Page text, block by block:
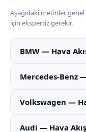
Aşağıdaki metinler
için ekspertiz gerekir.
BMW — Hava
Mercedes-Benz
Volkswagen —
Audi — Hava